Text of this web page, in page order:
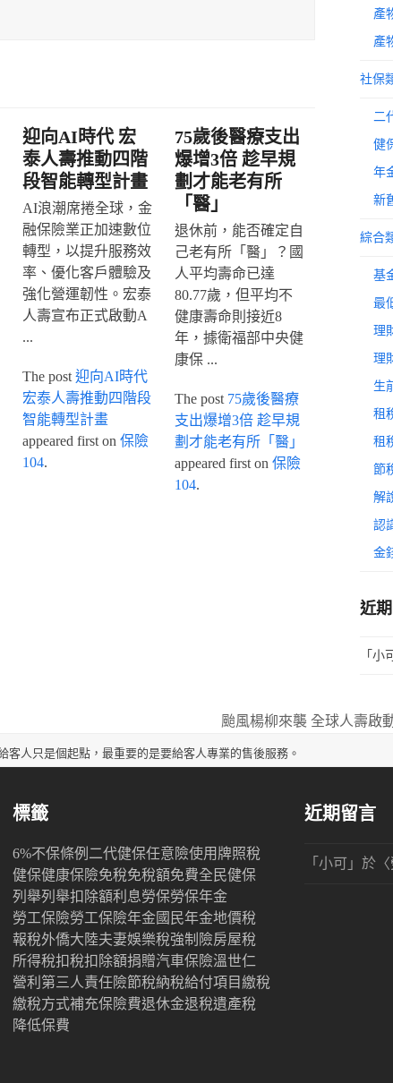
迎向AI時代 宏
泰人壽推動四階
段智能轉型計畫
AI浪潮席捲全球，金
融保險業正加速數位
轉型，以提升服務效
率、優化客戶體驗及
強化營運韌性。宏泰
人壽宣布正式啟動A
...
The post 迎向AI時代
宏泰人壽推動四階段
智能轉型計畫
appeared first on 保險
104.
75歲後醫療支出
爆增3倍 趁早規
劃才能老有所
「醫」
退休前，能否確定自
己老有所「醫」？國
人平均壽命已達
80.77歲，但平均不
健康壽命則接近8
年，據衛福部中央健
康保 ...
The post 75歲後醫療
支出爆增3倍 趁早規
劃才能老有所「醫」
appeared first on 保險
104.
產
產
社保
二
健
年
新
綜合
基
最
理
理
生
租
租
節
解
認
金
近
「 小可
next
post:
颱風楊柳來襲 全球人壽啟
人只是個起點，最重要的是要給客人專業的售後服務。
標籤
6%不保條例 二代健保任意險使用牌照稅
健保健康保險免稅免稅額免費全民健保
列舉列舉扣除額利息勞保勞保年金
勞工保險勞工保險年金國民年金地價稅
報稅外僑大陸夫妻娛樂稅強制險房屋稅
所得稅扣稅扣除額捐贈汽車保險溫世仁
營利 第三人責任險節稅納稅給付項目 繳稅
繳稅方式補充保險費退休金退稅遺產稅
降低保費
近期留言
「小可 」於〈